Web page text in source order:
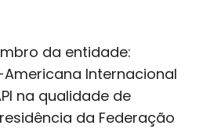
da entidade:
Internacional
na qualidade de
da Federação